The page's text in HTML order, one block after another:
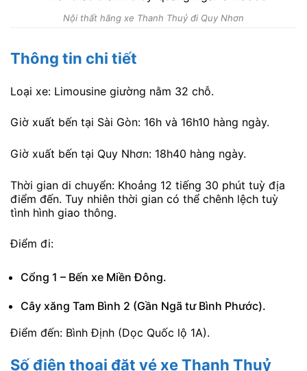
Nội thất hãng xe Thanh Thuỷ đi Quy Nhơn
Thông tin chi tiết
Loại xe: Limousine giường nằm 32 chỗ.
Giờ xuất bến tại Sài Gòn: 16h và 16h10 hàng ngày.
Giờ xuất bến tại Quy Nhơn: 18h40 hàng ngày.
Thời gian di chuyển: Khoảng 12 tiếng 30 phút tuỳ địa
điểm đến. Tuy nhiên thời gian có thể chênh lệch tuỳ
tình hình giao thông.
Điểm đi:
Cổng 1 – Bến xe Miền Đông.
Cây xăng Tam Bình 2 (Gần Ngã tư Bình Phước).
Điểm đến: Bình Định (Dọc Quốc lộ 1A).
Số điện thoại đặt vé xe Thanh Thuỷ